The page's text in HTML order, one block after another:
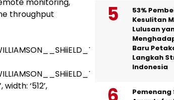
throughput
‘512’,
53%
Kesulitan
Lulusan
Baru
Langkah
Indonesia
Pemenang